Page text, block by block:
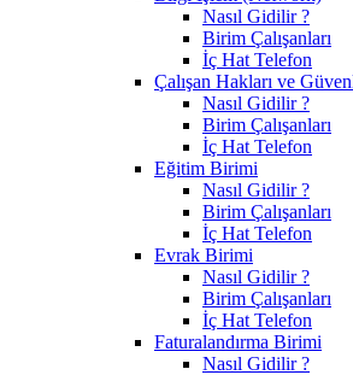
Nasıl Gidilir ?
Birim Çalışanları
İç Hat Telefon
Çalışan Hakları ve
Nasıl Gidilir ?
Birim Çalışanları
İç Hat Telefon
Eğitim Birimi
Nasıl Gidilir ?
Birim Çalışanları
İç Hat Telefon
Evrak Birimi
Nasıl Gidilir ?
Birim Çalışanları
İç Hat Telefon
Faturalandırma Birimi
Nasıl Gidilir ?